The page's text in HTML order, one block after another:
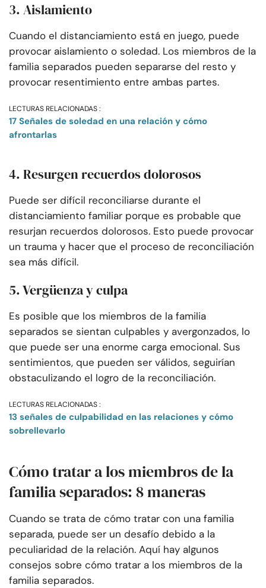
3. Aislamiento
Cuando el distanciamiento está en juego, puede
provocar aislamiento o soledad. Los miembros de la
familia separados pueden separarse del resto y
provocar resentimiento entre ambas partes.
LECTURAS RELACIONADAS :
17 Señales de soledad en una relación y cómo
afrontarlas
4. Resurgen recuerdos dolorosos
Puede ser difícil reconciliarse durante el
distanciamiento familiar porque es probable que
resurjan recuerdos dolorosos. Esto puede provocar
un trauma y hacer que el proceso de reconciliación
sea más difícil.
5. Vergüenza y culpa
Es posible que los miembros de la familia
separados se sientan culpables y avergonzados, lo
que puede ser una enorme carga emocional. Sus
sentimientos, que pueden ser válidos, seguirían
obstaculizando el logro de la reconciliación.
LECTURAS RELACIONADAS :
13 señales de culpabilidad en las relaciones y cómo
sobrellevarlo
Cómo tratar a los miembros de la
familia separados: 8 maneras
Cuando se trata de cómo tratar con una familia
separada, puede ser un desafío debido a la
peculiaridad de la relación. Aquí hay algunos
consejos sobre cómo tratar a los miembros de la
familia separados.